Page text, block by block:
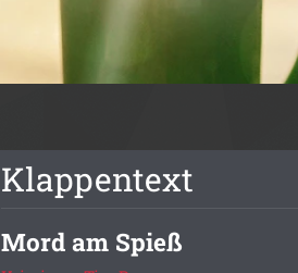
Klappentext
Mord am Spieß